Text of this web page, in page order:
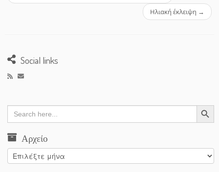
Ηλιακή έκλειψη →
Social links
Search
for:
Search Button
Αρχείο
Αρχείο